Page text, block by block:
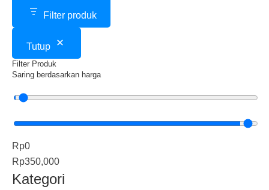
Filter produk
Tutup
Filter Produk
Saring berdasarkan harga
Rp0
Rp350,000
Kategori